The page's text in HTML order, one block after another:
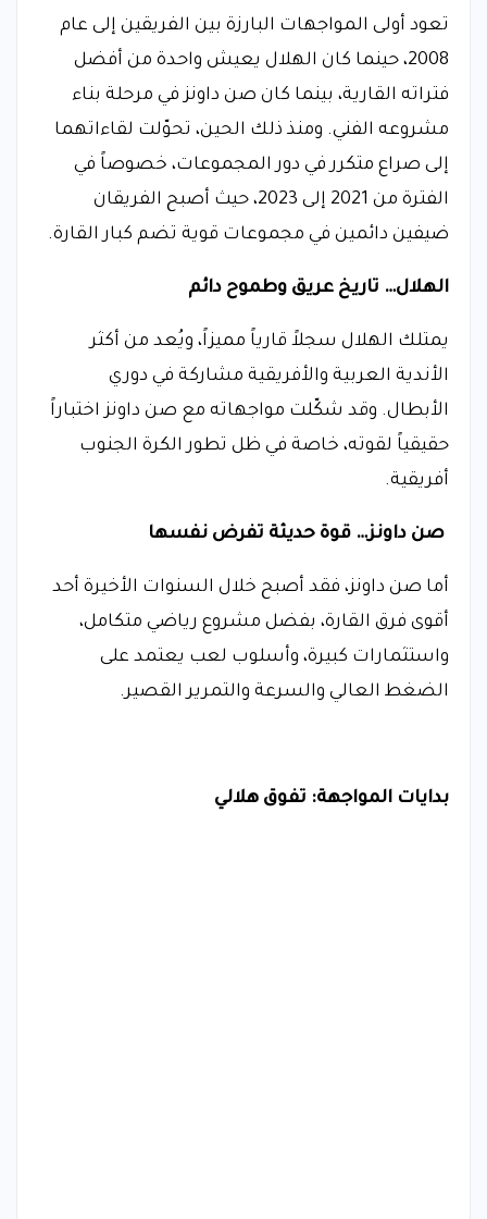
تعود أولى المواجهات البارزة بين الفريقين إلى عام
2008، حينما كان الهلال يعيش واحدة من أفضل
فتراته القارية، بينما كان صن داونز في مرحلة بناء
مشروعه الفني. ومنذ ذلك الحين، تحوّلت لقاءاتهما
إلى صراع متكرر في دور المجموعات، خصوصاً في
الفترة من 2021 إلى 2023، حيث أصبح الفريقان
ضيفين دائمين في مجموعات قوية تضم كبار القارة.
الهلال… تاريخ عريق وطموح دائم
يمتلك الهلال سجلاً قارياً مميزاً، ويُعد من أكثر
الأندية العربية والأفريقية مشاركة في دوري
الأبطال. وقد شكّلت مواجهاته مع صن داونز اختباراً
حقيقياً لقوته، خاصة في ظل تطور الكرة الجنوب
أفريقية.
صن داونز… قوة حديثة تفرض نفسها
أما صن داونز، فقد أصبح خلال السنوات الأخيرة أحد
أقوى فرق القارة، بفضل مشروع رياضي متكامل،
واستثمارات كبيرة، وأسلوب لعب يعتمد على
الضغط العالي والسرعة والتمرير القصير.
بدايات المواجهة: تفوق هلالي